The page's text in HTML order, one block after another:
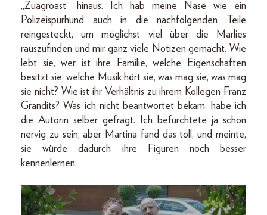
„Zuagroast“ hinaus. Ich hab meine Nase wie ein
Polizeispürhund auch in die nachfolgenden Teile
reingesteckt, um möglichst viel über die Marlies
rauszufinden und mir ganz viele Notizen gemacht. Wie
lebt sie, wer ist ihre Familie, welche Eigenschaften
besitzt sie, welche Musik hört sie, was mag sie, was mag
sie nicht? Wie ist ihr Verhältnis zu ihrem Kollegen Franz
Grandits? Was ich nicht beantwortet bekam, habe ich
die Autorin selber gefragt. Ich befürchtete ja schon
nervig zu sein, aber Martina fand das toll, und meinte,
sie würde dadurch ihre Figuren noch besser
kennenlernen.